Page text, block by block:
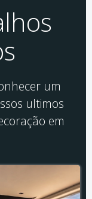
um
ultimos
em